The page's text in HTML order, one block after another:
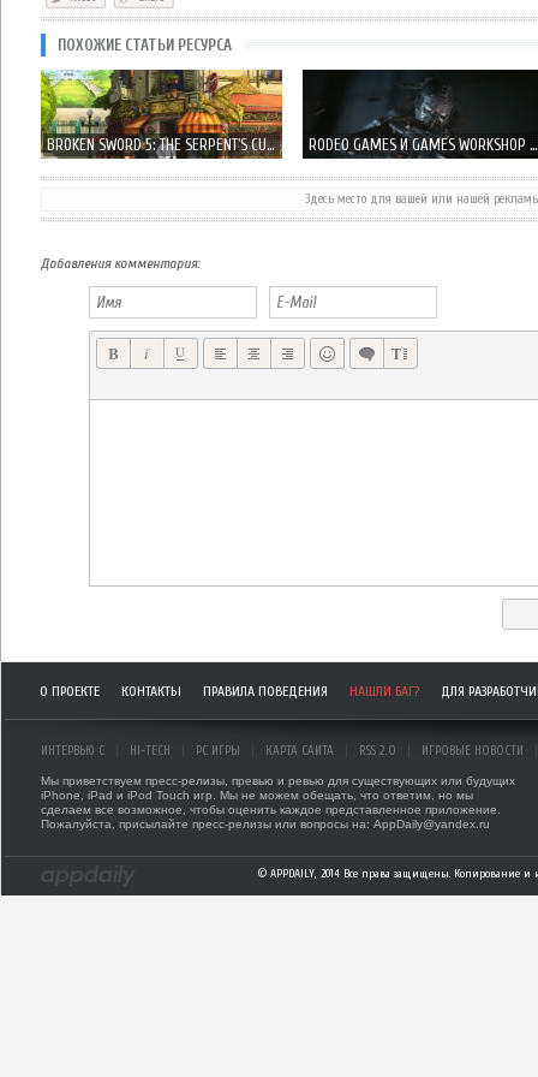
ПОХОЖИЕ СТАТЬИ РЕСУРСА
BROKEN SWORD 5: THE SERPENT'S CURSE - ВОЗРОЖДЕНИЕ КЛАССИКИ RODEO GAMES И GAMES WORKSHOP ГОТОВЯТ ИГРУ НА UNREAL ENGINE 4
Здесь место для вашей или нашей
Добавления комментария:
О ПРОЕКТЕ КОНТАКТЫ ПРАВИЛА ПОВЕДЕНИЯ НАШЛИ БАГ? ДЛЯ
ИНТЕРВЬЮ С HI-TECH PC ИГРЫ КАРТА САЙТА RSS 2.0 ИГРОВЫЕ НОВОСТИ
Мы приветствуем пресс-релизы, превью и ревью для существующих или будущих
iPhone, iPad и iPod Touch игр. Мы не можем обещать, что ответим, но мы
сделаем все возможное, чтобы оценить каждое представленное приложение.
Пожалуйста, присылайте пресс-релизы или вопросы на: AppDaily@yandex.ru
© APPDAILY, 2014 Все права защищены. Копирование и